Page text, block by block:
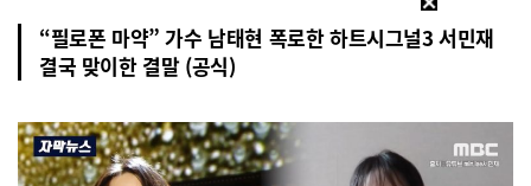
“필로폰 마약” 가수 남태현 폭로한 하트시그널3 서민재
결국 맞이한 결말 (공식)